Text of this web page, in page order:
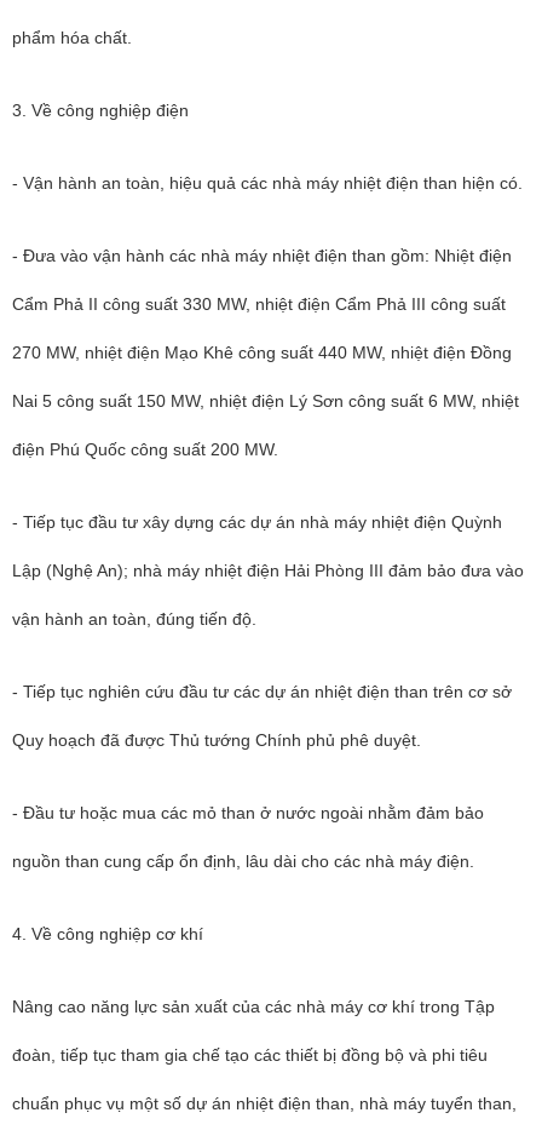
phẩm hóa chất.
3. Về công nghiệp điện
- Vận hành an toàn, hiệu quả các nhà máy nhiệt điện than hiện có.
- Đưa vào vận hành các nhà máy nhiệt điện than gồm: Nhiệt điện
Cẩm Phả II công suất 330 MW, nhiệt điện Cẩm Phả III công suất
270 MW, nhiệt điện Mạo Khê công suất 440 MW, nhiệt điện Đồng
Nai 5 công suất 150 MW, nhiệt điện Lý Sơn công suất 6 MW, nhiệt
điện Phú Quốc công suất 200 MW.
- Tiếp tục đầu tư xây dựng các dự án nhà máy nhiệt điện Quỳnh
Lập (Nghệ An); nhà máy nhiệt điện Hải Phòng III đảm bảo đưa vào
vận hành an toàn, đúng tiến độ.
- Tiếp tục nghiên cứu đầu tư các dự án nhiệt điện than trên cơ sở
Quy hoạch đã được Thủ tướng Chính phủ phê duyệt.
- Đầu tư hoặc mua các mỏ than ở nước ngoài nhằm đảm bảo
nguồn than cung cấp ổn định, lâu dài cho các nhà máy điện.
4. Về công nghiệp cơ khí
Nâng cao năng lực sản xuất của các nhà máy cơ khí trong Tập
đoàn, tiếp tục tham gia chế tạo các thiết bị đồng bộ và phi tiêu
chuẩn phục vụ một số dự án nhiệt điện than, nhà máy tuyển than,